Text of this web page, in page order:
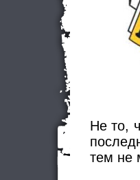
Не то,
тем не